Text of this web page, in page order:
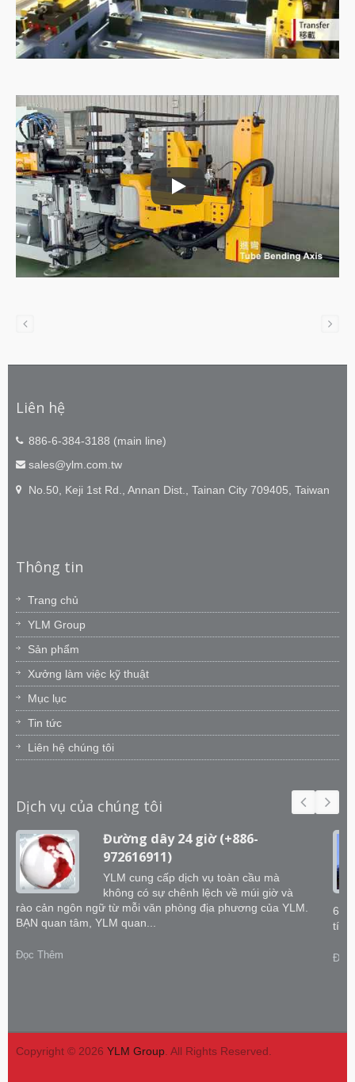
Máy cấp liệu ống
Liên hệ
886-6-384-3188 (main line)
sales@ylm.com.tw
No.50, Keji 1st Rd., Annan Dist., Tainan City 709405, Taiwan
Thông tin
Trang chủ
YLM Group
Sản phẩm
Xưởng làm việc kỹ thuật
Mục lục
Tin tức
Liên hệ chúng tôi
Dịch vụ của chúng tôi
Đường dây 24 giờ (+886-
972616911)
YLM cung cấp dịch vụ toàn cầu mà
không có sự chênh lệch về múi giờ và
rào cản ngôn ngữ từ mỗi văn phòng địa phương của YLM.
BẠN quan tâm, YLM quan...
Đọc Thêm
60
tích
Đọc
Copyright © 2026 YLM Group . All Rights Reserved.